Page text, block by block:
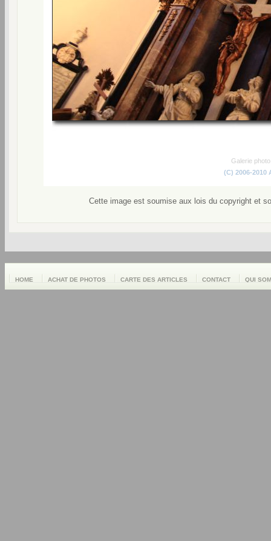
Galerie
(C) 2006-2010
Cette image est soumise aux lois du copyright et
HOME ACHAT DE PHOTOS CARTE DES ARTICLES CONTACT QUI